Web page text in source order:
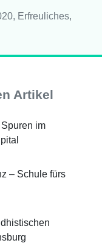
, Erfreuliches,
Artikel
im
– Schule fürs